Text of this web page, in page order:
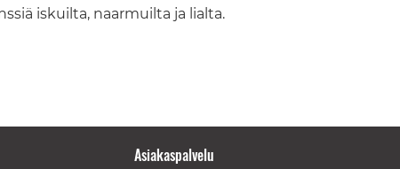
iskuilta, naarmuilta ja lialta.
Asiakaspalvelu